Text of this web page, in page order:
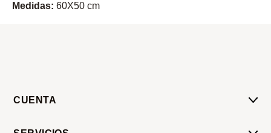
Medidas: 60X50 cm
CUENTA